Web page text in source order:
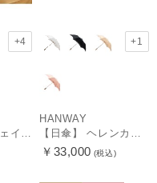
+4
【雨傘】ハンウェイ （HANWAY ）真田耳（サナダミミ）長傘 日本製 カーボン骨
+1
HANWAY
【日傘】 ヘレンカミンスキー（HELEN KAMINSKI） X ハンウェイ (HANWAY) コラボ プロヴァンスタイプ 麻無地 ラフィアコード 折りたたみ傘 曲がり手元 純パラソル
￥33,000 (税込)